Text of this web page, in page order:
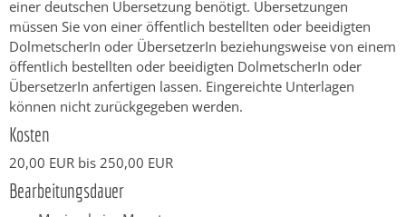
einer deutschen Übersetzung benötigt. Übersetzungen
müssen Sie von einer öffentlich bestellten oder beeidigten
DolmetscherIn oder ÜbersetzerIn beziehungsweise von einem
öffentlich bestellten oder beeidigten DolmetscherIn oder
ÜbersetzerIn anfertigen lassen. Eingereichte Unterlagen
können nicht zurückgegeben werden.
Kosten
20,00 EUR bis 250,00 EUR
Bearbeitungsdauer